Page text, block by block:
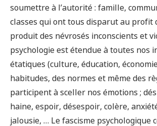
soumettre à l’autorité : famille,
classes qui ont tous disparut au profit
produit des névrosés inconscients et
psychologie est étendue à toutes nos
étatiques (culture, éducation,
habitudes, des normes et même des
participent à sceller nos émotions ;
haine, espoir, désespoir, colère,
jalousie, … Le fascisme psychologique